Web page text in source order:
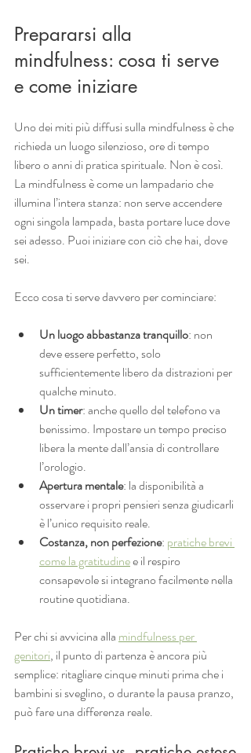
Prepararsi alla
mindfulness: cosa ti serve
e come iniziare
Uno dei miti più diffusi sulla mindfulness è che
richieda un luogo silenzioso, ore di tempo
libero o anni di pratica spirituale. Non è così.
La mindfulness è come un lampadario che
illumina l’intera stanza: non serve accendere
ogni singola lampada, basta portare luce dove
sei adesso. Puoi iniziare con ciò che hai, dove
sei.
Ecco cosa ti serve davvero per cominciare:
Un luogo abbastanza tranquillo: non
deve essere perfetto, solo
sufficientemente libero da distrazioni per
qualche minuto.
Un timer: anche quello del telefono va
benissimo. Impostare un tempo preciso
libera la mente dall’ansia di controllare
l’orologio.
Apertura mentale: la disponibilità a
osservare i propri pensieri senza giudicarli
è l’unico requisito reale.
Costanza, non perfezione: pratiche brevi
come la gratitudine e il respiro
consapevole si integrano facilmente nella
routine quotidiana.
Per chi si avvicina alla mindfulness per
genitori, il punto di partenza è ancora più
semplice: ritagliare cinque minuti prima che i
bambini si sveglino, o durante la pausa pranzo,
può fare una differenza reale.